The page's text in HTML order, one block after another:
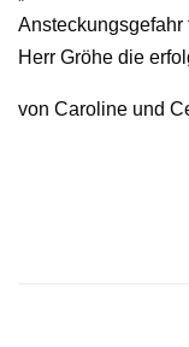
Ansteckungsgefahr
Herr Gröhe die
von Caroline und